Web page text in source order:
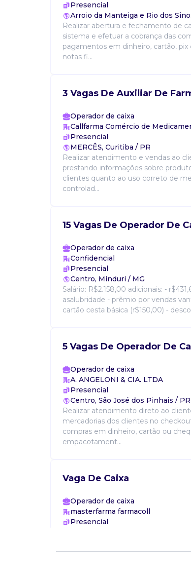
Presencial
Arroio da Manteiga e Rio dos
Realizar abertura e fechamento de
sistema e efetuar a cobrança das
pagamentos em dinheiro, cartão,
notas fi...
3 Vagas De Auxiliar De
Operador de caixa
Callfarma Comércio de
Presencial
MERCÊS, Curitiba / PR
Realizar atendimento e vendas ao
prestando informações sobre
clientes quanto ao uso correto de
controlad...
15 Vagas De Operador De
Operador de caixa
Confidencial
Presencial
Centro, Minduri / MG
Salário: R$2.158,00 adicionais: -
asalubridade - prêmio por vendas
cartão cesta básica (r$150,00) -
5 Vagas De Operador De
Operador de caixa
A. ANGELONI & CIA. LTDA
Presencial
Centro, São José dos Pinhais / PR
Realizar atendimento direto ao
mercadorias dos clientes no
compras em dinheiro, cartão ou
empacotament...
Vaga De Caixa
Operador de caixa
masterfarma farmacoll
Presencial
conferir preços, descontos e